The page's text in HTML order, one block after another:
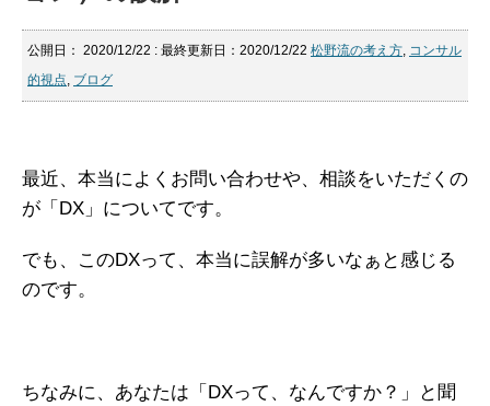
会社概要
スケジュール
マーケティング塾
ガイアの実績
公開日： 2020/12/22 : 最終更新日：2020/12/22 松野流の考え方, コンサル
的視点, ブログ
最近、本当によくお問い合わせや、相談をいただくの
が「DX」についてです。
でも、このDXって、本当に誤解が多いなぁと感じる
のです。
ちなみに、あなたは「DXって、なんですか？」と聞